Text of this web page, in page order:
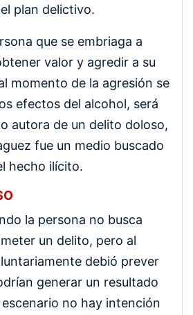
plan delictivo.
que se embriaga a
valor y agredir a su
momento de la agresión se
efectos del alcohol, será
autora de un delito doloso,
fue un medio buscado
hecho ilícito.
la persona no busca
un delito, pero al
debió prever
generar un resultado
no hay intención